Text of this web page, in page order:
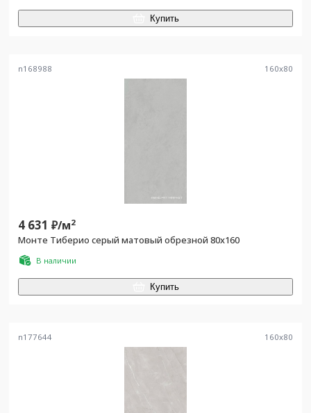
Купить
n168988 160x80
4 631 ₽/м2
Монте Тиберио серый матовый обрезной 80x160
В наличии
Купить
n177644 160x80